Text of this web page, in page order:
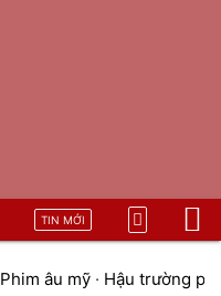
TIN MỚI
Phim âu mỹ · Hậu trường